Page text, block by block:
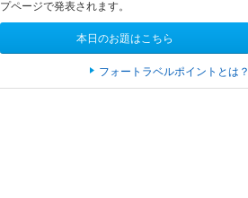
プページで発表されます。
本日のお題はこちら
フォートラベルポイントとは？